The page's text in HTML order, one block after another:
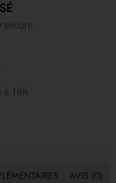
secure
à 18h
AVIS (0)